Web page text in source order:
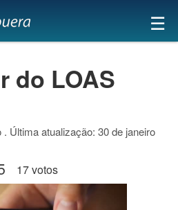
×
☰
do LOAS
Última atualização: 30 de janeiro
17 votos